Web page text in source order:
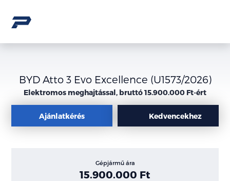
BYD Atto 3 Evo Excellence (U1573/2026)
Elektromos meghajtással, bruttó 15.900.000 Ft-ért
Ajánlatkérés Kedvencekhez
Gépjármű ára
15.900.000 Ft